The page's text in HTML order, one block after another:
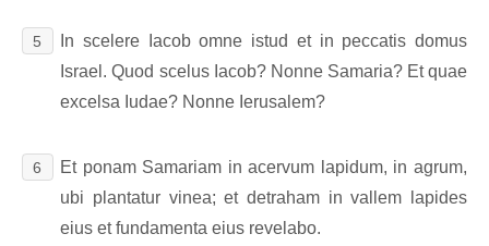
5
In scelere Iacob omne istud et in peccatis domus
Israel. Quod scelus Iacob? Nonne Samaria? Et quae
excelsa Iudae? Nonne Ierusalem?
6
Et ponam Samariam in acervum lapidum, in agrum,
ubi plantatur vinea; et detraham in vallem lapides
eius et fundamenta eius revelabo.